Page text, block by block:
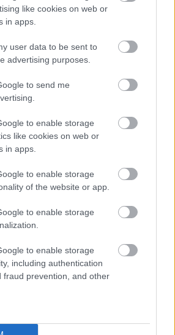
like cookies on web or
in apps.
user data to be sent to
advertising purposes.
to send me
to enable storage
like cookies on web or
in apps.
to enable storage
of the website or app.
to enable storage
to enable storage
including authentication
fraud prevention, and other
|
oficial el calendario con todas las fechas
Primera División arrancará el 11 de agosto.
2022/2023: el Mundial condiciona la